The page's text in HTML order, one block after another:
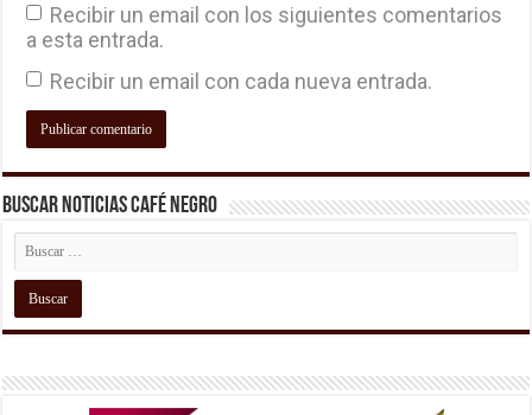
Recibir un email con los siguientes comentarios
a esta entrada.
Recibir un email con cada nueva entrada.
Buscar Noticias Café Negro